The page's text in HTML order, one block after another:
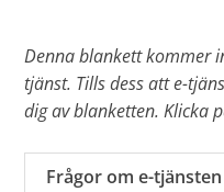
Denna blankett kommer
tjänst. Tills dess att e-
dig av blanketten. Klicka
Frågor om e-tjänsten